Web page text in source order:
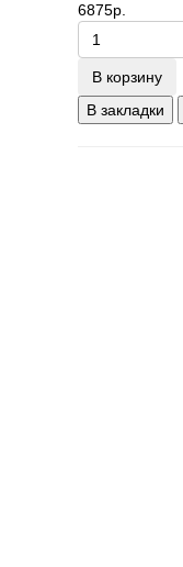
6875р.
В корзину
В закладки